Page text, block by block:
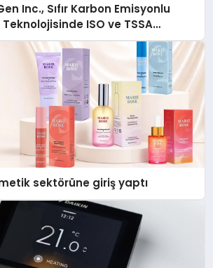
Inc., Sıfır Karbon Emisyonlu
ISO ve TSSA
Aldı
sektörüne giriş yaptı